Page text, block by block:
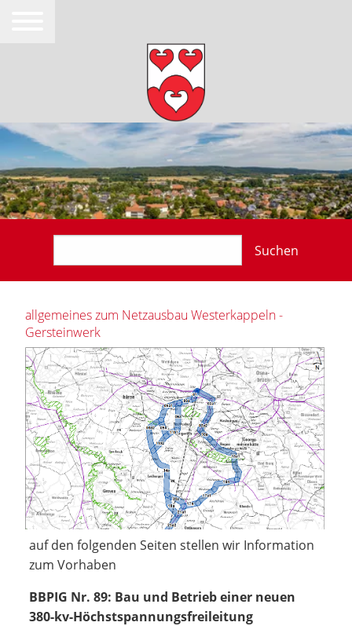
Suchen
allgemeines zum Netzausbau Westerkappeln -
Gersteinwerk
auf den folgenden Seiten stellen wir Information
zum Vorhaben
BBPIG Nr. 89: Bau und Betrieb einer neuen
380-kv-Höchstspannungsfreileitung